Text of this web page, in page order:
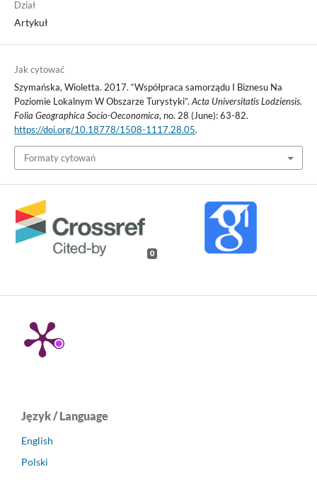
Dział
Artykuł
Jak cytować
Szymańska, Wioletta. 2017. “Współpraca samorządu I Biznesu Na
Poziomie Lokalnym W Obszarze Turystyki”. Acta Universitatis Lodziensis.
Folia Geographica Socio-Oeconomica, no. 28 (June): 63-82.
https://doi.org/10.18778/1508-1117.28.05.
Formaty cytowań
0
Język / Language
English
Polski